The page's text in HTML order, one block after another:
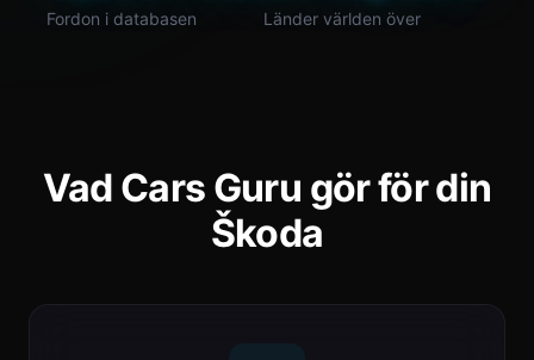
Fordon i databasen Länder världen över
Vad Cars Guru gör för din
Škoda